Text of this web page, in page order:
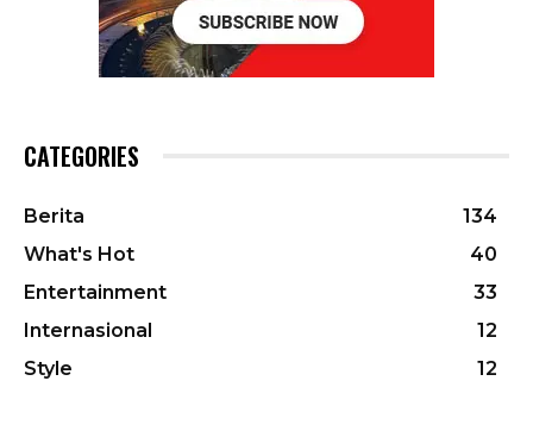
CATEGORIES
Berita
134
What's Hot
40
Entertainment
33
Internasional
12
Style
12